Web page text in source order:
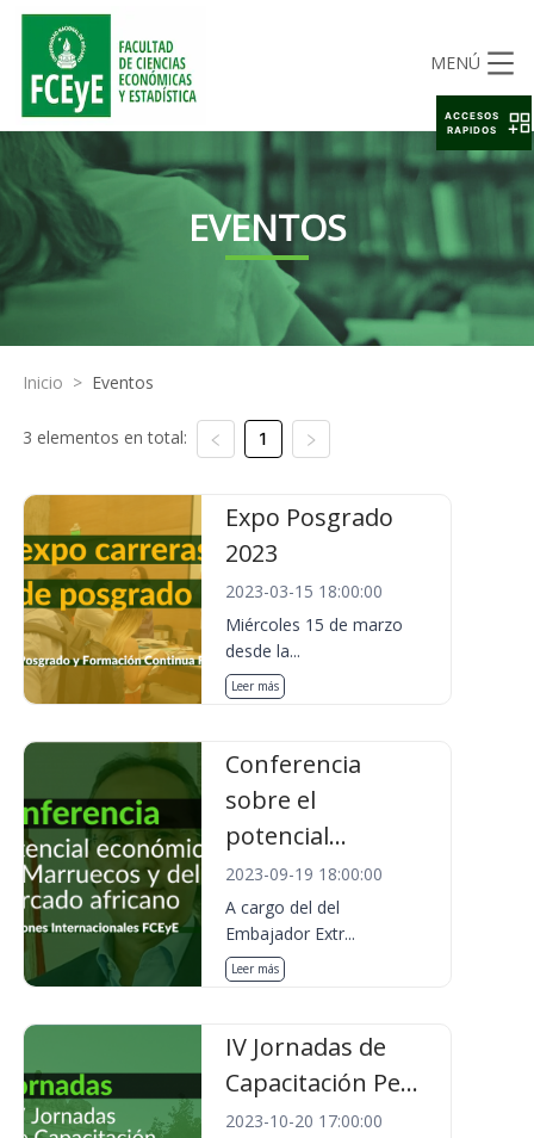
MENÚ
EVENTOS
Inicio > Eventos
3 elementos en total: 1
Expo Posgrado
2023
2023-03-15 18:00:00
Miércoles 15 de marzo
desde la...
Leer más
Conferencia
sobre el
potencial...
2023-09-19 18:00:00
A cargo del del
Embajador Extr...
Leer más
IV Jornadas de
Capacitación Pe...
2023-10-20 17:00:00
ACCESOS
RAPIDOS